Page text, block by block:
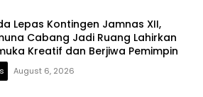
Lepas Kontingen Jamnas XII,
Cabang Jadi Ruang Lahirkan
Kreatif dan Berjiwa Pemimpin
August 6, 2026